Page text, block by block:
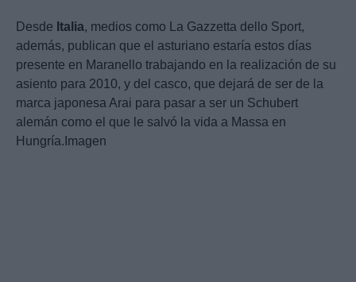
Desde Italia, medios como La Gazzetta dello Sport,
además, publican que el asturiano estaría estos días
presente en Maranello trabajando en la realización de su
asiento para 2010, y del casco, que dejará de ser de la
marca japonesa Arai para pasar a ser un Schubert
alemán como el que le salvó la vida a Massa en
Hungría.Imagen